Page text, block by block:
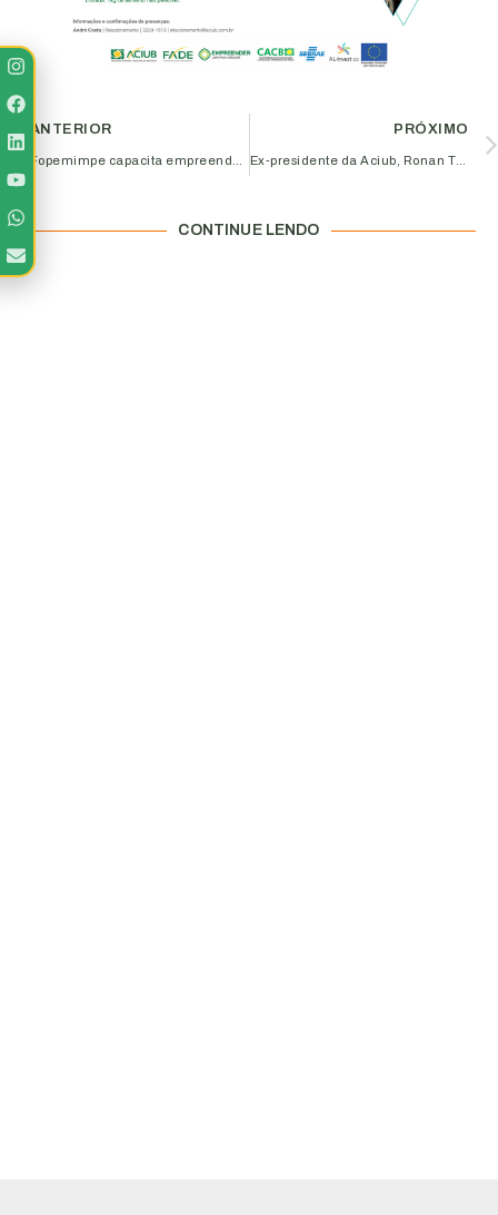
ANTERIOR
Fopemimpe capacita empreendedores de Uberlândia e região
PRÓXIMO
Ex-presidente da Aciub, Ronan Tito de Almeida, participa de reunião da diretoria
CONTINUE LENDO